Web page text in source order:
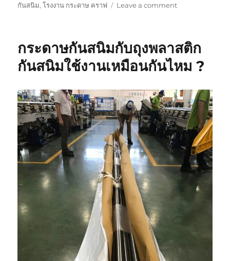
กันสนิม,โรงงาน กระดาษ คราฟ Leave a commenton
สำหรับ
แบบ
กระดาษกันสนิมกับถุงพลาสติก
กันสนิมใช้งานเหมือนกันไหม ?